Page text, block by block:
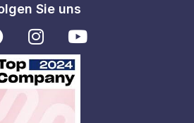
Sie uns
I
n
s
t
a
o
u